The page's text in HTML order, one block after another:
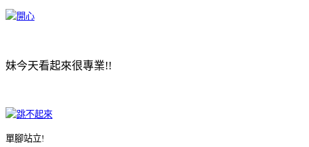
妹今天看起來很專業!!
單腳站立!